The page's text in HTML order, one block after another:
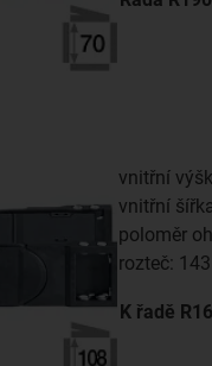
vnitřní
vnitřní
poloměr
rozteč:
K řadě